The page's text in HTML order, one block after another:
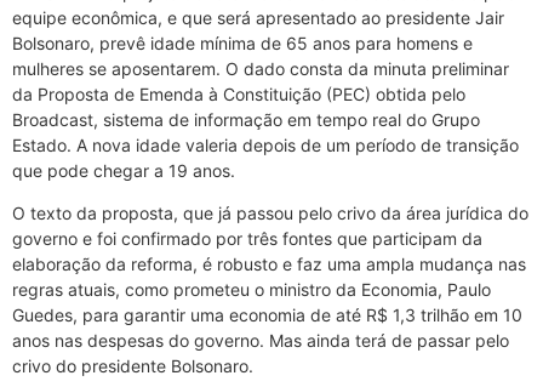
equipe econômica, e que será apresentado ao presidente Jair
Bolsonaro, prevê idade mínima de 65 anos para homens e
mulheres se aposentarem. O dado consta da minuta preliminar
da Proposta de Emenda à Constituição (PEC) obtida pelo
Broadcast, sistema de informação em tempo real do Grupo
Estado. A nova idade valeria depois de um período de transição
que pode chegar a 19 anos.
O texto da proposta, que já passou pelo crivo da área jurídica do
governo e foi confirmado por três fontes que participam da
elaboração da reforma, é robusto e faz uma ampla mudança nas
regras atuais, como prometeu o ministro da Economia, Paulo
Guedes, para garantir uma economia de até R$ 1,3 trilhão em 10
anos nas despesas do governo. Mas ainda terá de passar pelo
crivo do presidente Bolsonaro.